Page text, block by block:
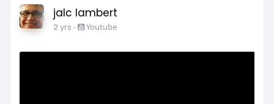
jalc lambert
2 yrs - Youtube